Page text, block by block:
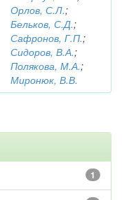
Орлов, С.Л.;
Бельков, С.Д.;
Сафронов, Г.П.;
Сидоров, В.А.;
Полякова, М.А.;
Миронюк, В.В.
1